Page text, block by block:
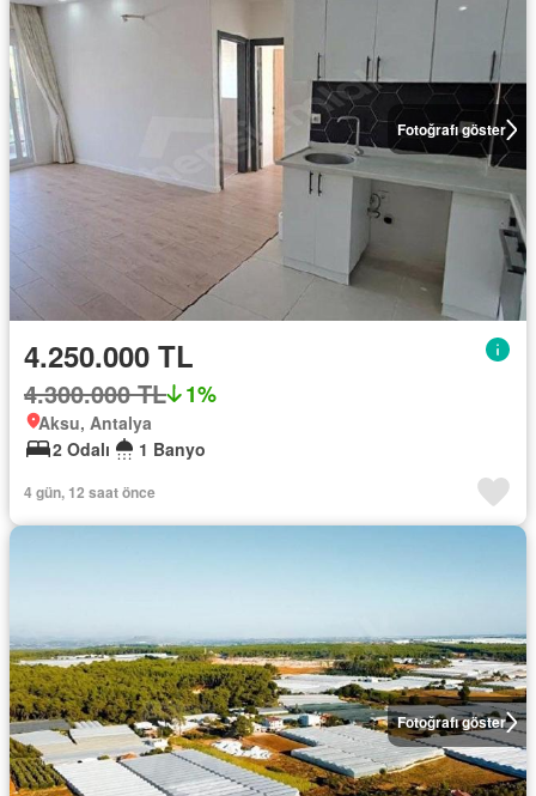
Fotoğrafı göster
4.250.000 TL
4.300.000 TL 1%
Aksu, Antalya
2 Odalı
1 Banyo
4 gün, 12 saat önce
Fotoğrafı göster